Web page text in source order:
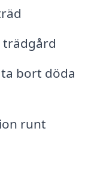
trädgård
bort döda
runt